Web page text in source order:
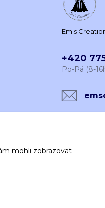
Em's
+420
Po-Pá (8-
mohli zobrazovat